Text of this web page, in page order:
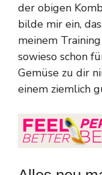
der obigen
bilde mir ein,
meinem
sowieso schon
Gemüse zu dir
einem ziemlich